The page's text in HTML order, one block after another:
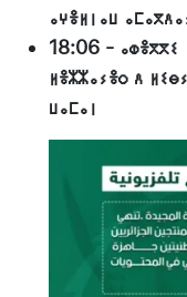
ⴰⵖⴻⵍⵏⴰⵡ
18:06 - ⴰⵀⴻⴳⴳⵉ
ⵍⴻⵣⵣⴰⵢⴻⵔ ⴷ
ⵡⴰⵎⴰⵏ